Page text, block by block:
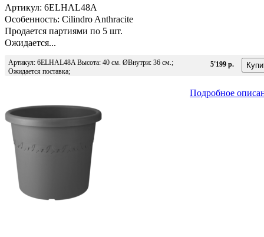
Артикул: 6ELHAL48A
Особенность: Cilindro Anthracite
Продается партиями по 5 шт.
Ожидается...
Артикул: 6ELHAL48A Высота: 40 см. ØВнутри: 36 см.;
Ожидается поставка;
5'199 р.
Подробное